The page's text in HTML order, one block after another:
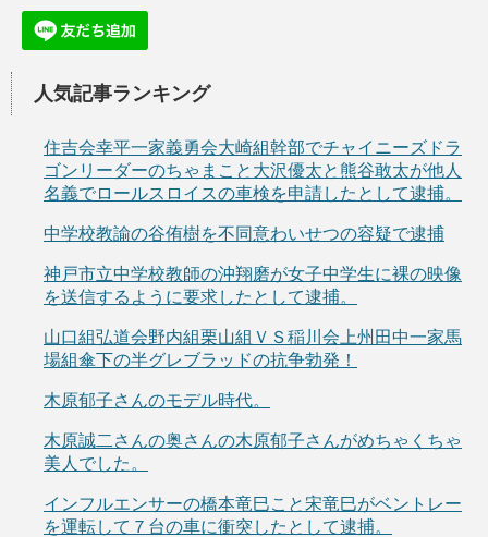
人気記事ランキング
住吉会幸平一家義勇会大崎組幹部でチャイニーズドラ
ゴンリーダーのちゃまこと大沢優太と熊谷敢太が他人
名義でロールスロイスの車検を申請したとして逮捕。
中学校教諭の谷侑樹を不同意わいせつの容疑で逮捕
神戸市立中学校教師の沖翔磨が女子中学生に裸の映像
を送信するように要求したとして逮捕。
山口組弘道会野内組栗山組ＶＳ稲川会上州田中一家馬
場組傘下の半グレブラッドの抗争勃発！
木原郁子さんのモデル時代。
木原誠二さんの奥さんの木原郁子さんがめちゃくちゃ
美人でした。
インフルエンサーの橋本竜巳こと宋竜巳がベントレー
を運転して７台の車に衝突したとして逮捕。